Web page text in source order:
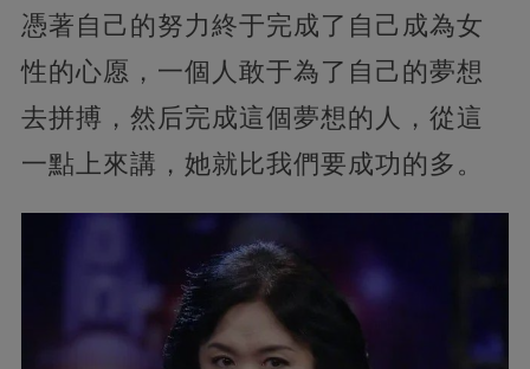
憑著自己的努力終于完成了自己成為女
性的心愿，一個人敢于為了自己的夢想
去拼搏，然后完成這個夢想的人，從這
一點上來講，她就比我們要成功的多。